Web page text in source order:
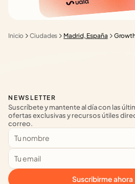
Inicio Ciudades Madrid, España
NEWSLETTER
Suscríbete y mantente al día con las
ofertas exclusivas y recursos útiles
correo.
Suscribirme ahora